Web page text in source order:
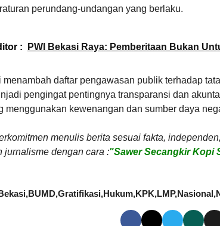
perundang-undangan yang berlaku.
: PWI Bekasi Raya: Pemberitaan Bukan
menambah daftar pengawasan publik terhadap
pengingat pentingnya transparansi dan
menggunakan kewenangan dan sumber daya
menulis berita sesuai fakta,
jurnalisme dengan cara :"Sawer Secangkir Kopi
Bekasi BUMD Gratifikasi Hukum KPK LMP Nasional